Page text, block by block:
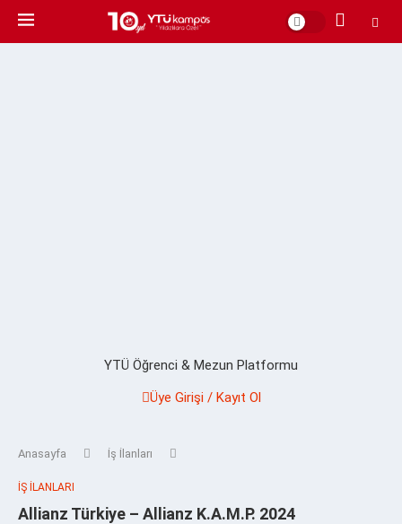
YTÜ Öğrenci & Mezun Platformu
Üye Girişi / Kayıt Ol
Anasayfa İş İlanları
İŞ İLANLARI
Allianz Türkiye – Allianz K.A.M.P. 2024